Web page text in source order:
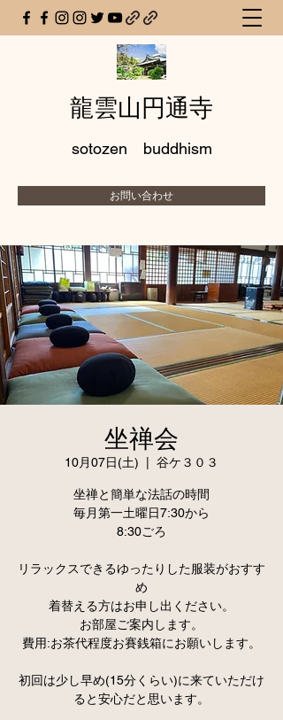
龍雲山円通寺
sotozen buddhism
お問い合わせ
坐禅会
10月07日(土) 谷ケ３０３
坐禅と簡単な法話の時間
毎月第一土曜日7:30から
8:30ごろ
リラックスできるゆったりした服装がおすす
め
着替える方はお申し出ください。
お部屋ご案内します。
費用:お茶代程度お賽銭箱にお願いします。
初回は少し早め(15分くらい)に来ていただけ
ると安心だと思います。